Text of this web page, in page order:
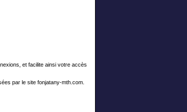
et facilite ainsi votre accès
par le site fonjatany-mth.com.